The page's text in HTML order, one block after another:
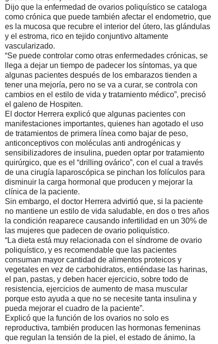
Dijo que la enfermedad de ovarios poliquístico se cataloga
como crónica que puede también afectar el endometrio, que
es la mucosa que recubre el interior del útero, las glándulas
y el estroma, rico en tejido conjuntivo altamente
vascularizado.
“Se puede controlar como otras enfermedades crónicas, se
llega a dejar un tiempo de padecer los síntomas, ya que
algunas pacientes después de los embarazos tienden a
tener una mejoría, pero no se va a curar, se controla con
cambios en el estilo de vida y tratamiento médico”, precisó
el galeno de Hospiten.
El doctor Herrera explicó que algunas pacientes con
manifestaciones importantes, quienes han agotado el uso
de tratamientos de primera línea como bajar de peso,
anticonceptivos con moléculas anti androgénicas y
sensibilizadores de insulina, pueden optar por tratamiento
quirúrgico, que es el “drilling ovárico”, con el cual a través
de una cirugía laparoscópica se pinchan los folículos para
disminuir la carga hormonal que producen y mejorar la
clínica de la paciente.
Sin embargo, el doctor Herrera advirtió que, si la paciente
no mantiene un estilo de vida saludable, en dos o tres años
la condición reaparece causando infertilidad en un 30% de
las mujeres que padecen de ovario poliquístico.
“La dieta está muy relacionada con el síndrome de ovario
poliquístico, y es recomendable que las pacientes
consuman mayor cantidad de alimentos proteicos y
vegetales en vez de carbohidratos, entiéndase las harinas,
el pan, pastas, y deben hacer ejercicio, sobre todo de
resistencia, ejercicios de aumento de masa muscular
porque esto ayuda a que no se necesite tanta insulina y
pueda mejorar el cuadro de la paciente”.
Explicó que la función de los ovarios no solo es
reproductiva, también producen las hormonas femeninas
que regulan la tensión de la piel, el estado de ánimo, la